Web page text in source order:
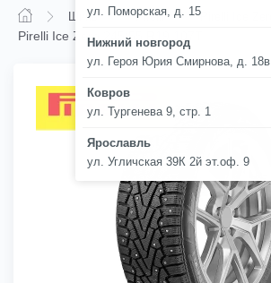
ул. Поморская, д. 15
Нижний новгород
ул. Героя Юрия Смирнова, д. 18в
Ковров
ул. Тургенева 9, стр. 1
Ярославль
ул. Угличская 39К 2й эт.оф. 9
Шины Pirelli Pirelli Ice Zero
Pirelli Ice Zero 245/55 R19 107T